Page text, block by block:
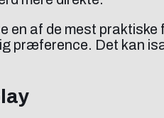
en af de mest
præference. Det kan